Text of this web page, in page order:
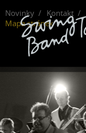
Novinky Kontakt
Mapa stránek